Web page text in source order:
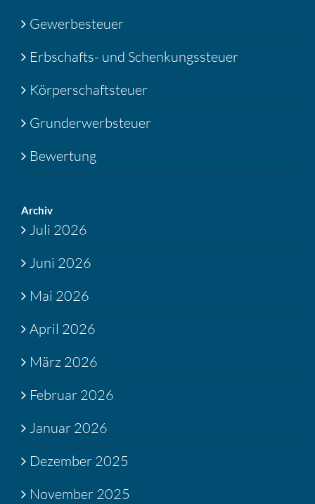
Gewerbesteuer
Erbschafts- und Schenkungssteuer
Körperschaftsteuer
Grunderwerbsteuer
Bewertung
Archiv
Juli 2026
Juni 2026
Mai 2026
April 2026
März 2026
Februar 2026
Januar 2026
Dezember 2025
November 2025